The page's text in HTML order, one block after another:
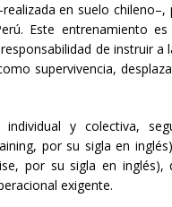
en suelo
Este entrenamiento
de instruir
supervivencia,
individual y colectiva,
por su sigla en
por su sigla en inglés),
exigente.